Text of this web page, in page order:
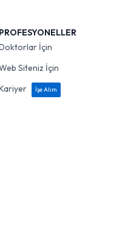
PROFESYONELLER
İçin
Siteniz İçin
İşe Alım